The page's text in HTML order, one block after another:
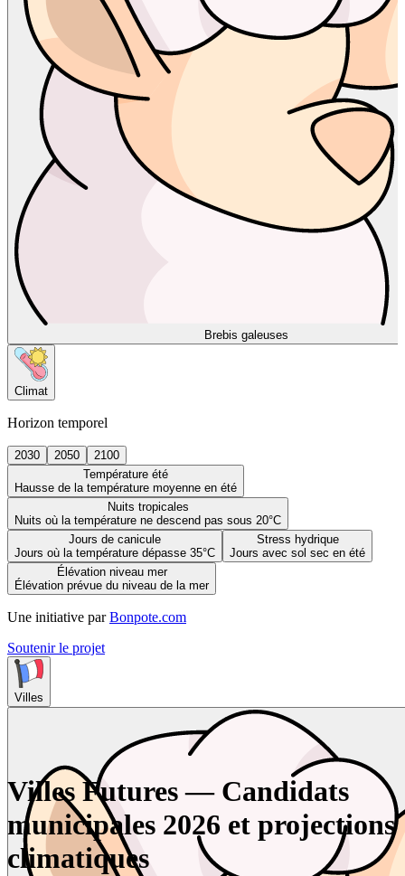
Brebis galeuses
Climat
Horizon temporel
2030 2050
2100
Température été
Hausse de la température moyenne en été
Nuits tropicales
Nuits où la température ne descend pas sous 20°C
Jours de canicule
Jours où la température dépasse 35°C
Stress hydrique
Jours avec sol sec en été
Élévation niveau mer
Élévation prévue du niveau de la mer
Une initiative par Bonpote.com
Soutenir le projet
Villes
Villes Futures — Candidats
municipales 2026 et projections
climatiques